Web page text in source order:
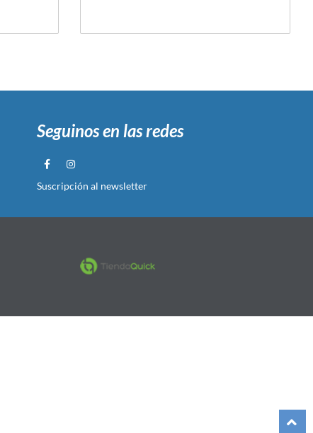
Seguinos en las redes
Suscripción al newsletter